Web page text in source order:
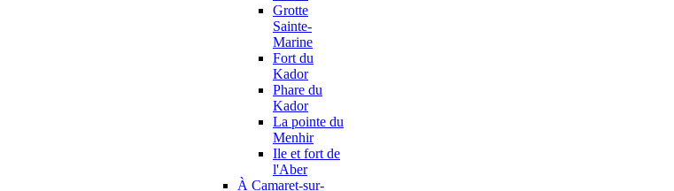
Grotte
Sainte-
Marine
Fort du
Kador
Phare du
Kador
La pointe du
Menhir
Ile et fort de
l'Aber
À Camaret-sur-